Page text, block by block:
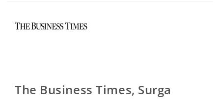
The Business Times, Surga